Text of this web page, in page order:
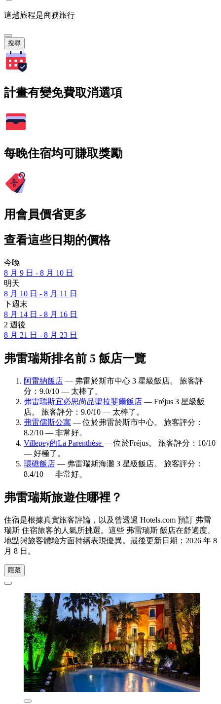
這趟旅程是商務旅行
搜尋
計畫有變免費取消選項
每晚住宿均可賺取獎勵
用會員價省更多
查看這些日期的價格
今晚
8 月 9 日 - 8 月 10 日
明天
8 月 10 日 - 8 月 11 日
下週末
8 月 14 日 - 8 月 16 日
2 週後
8 月 21 日 - 8 月 23 日
弗雷瑞斯排名前 5 飯店一覽
阿雷納飯店 — 弗雷於斯市中心 3 星級飯店。 旅客評
分：9.0/10 — 太棒了。
弗雷瑞斯宜必思尚品聖拉斐爾飯店 — Fréjus 3 星級飯
店。 旅客評分：9.0/10 — 太棒了。
弗雷儒斯公寓 — 位於弗雷於斯市中心。 旅客評分：
8.2/10 — 非常好。
Villepey的La Parenthèse — 位於Fréjus。 旅客評分：10/10
— 好極了。
環礁飯店 — 弗雷瑞斯海灘 3 星級飯店。 旅客評分：
8.4/10 — 非常好。
弗雷瑞斯旅遊住哪裡？
住宿是根據真實旅客評論，以及曾透過 Hotels.com 預訂 弗雷
瑞斯 住宿旅客的人氣所挑選。這些 弗雷瑞斯 飯店在舒適度、
地點與旅客體驗方面持續表現優異。最後更新日期： 2026 年 8
月 8 日 。
隱藏